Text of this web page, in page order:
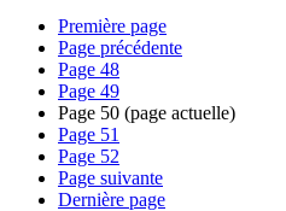
Première page
Page précédente
Page 48
Page 49
Page 50 (page actuelle)
Page 51
Page 52
Page suivante
Dernière page